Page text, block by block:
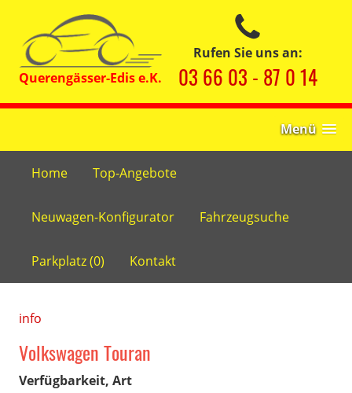
Rufen Sie uns an:
03 66 03 - 87 0 14
Menü
Home Top-Angebote
Neuwagen-Konfigurator Fahrzeugsuche
Parkplatz (0) Kontakt
info
Volkswagen Touran
Verfügbarkeit, Art